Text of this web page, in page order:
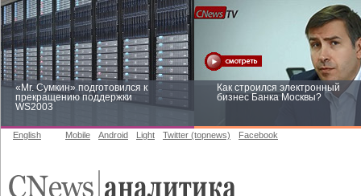
«Mr. Сумкин» подготовился к
прекращению поддержки
WS2003
Как строился электронный
бизнес Банка Москвы?
English Mobile Android Light Twitter (topnews) Facebook